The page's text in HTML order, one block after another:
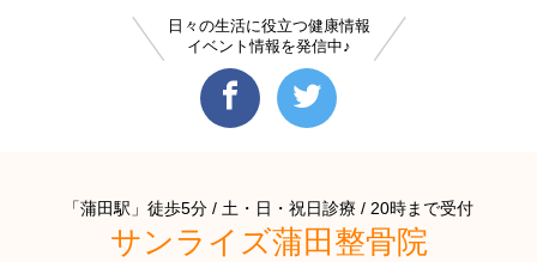
日々の生活に役立つ健康情報
イベント情報を発信中♪
「蒲田駅」徒歩5分 / 土・日・祝日診療 / 20時まで受付
サンライズ蒲田整骨院